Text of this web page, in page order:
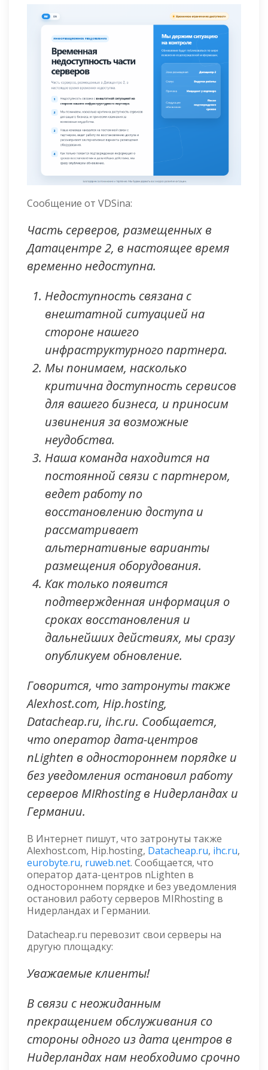
Сообщение от VDSina:
Часть серверов, размещенных в
Датацентре 2, в настоящее время
временно недоступна.
Недоступность связана с
внештатной ситуацией на
стороне нашего
инфраструктурного партнера.
Мы понимаем, насколько
критична доступность сервисов
для вашего бизнеса, и приносим
извинения за возможные
неудобства.
Наша команда находится на
постоянной связи с партнером,
ведет работу по
восстановлению доступа и
рассматривает
альтернативные варианты
размещения оборудования.
Как только появится
подтвержденная информация о
сроках восстановления и
дальнейших действиях, мы сразу
опубликуем обновление.
Говорится, что затронуты также
Alexhost.com, Hip.hosting,
Datacheap.ru, ihc.ru. Сообщается,
что оператор дата-центров
nLighten в одностороннем порядке и
без уведомления остановил работу
серверов MIRhosting в Нидерландах и
Германии.
В Интернет пишут, что затронуты также
Alexhost.com, Hip.hosting, Datacheap.ru, ihc.ru,
eurobyte.ru, ruweb.net. Сообщается, что
оператор дата-центров nLighten в
одностороннем порядке и без уведомления
остановил работу серверов MIRhosting в
Нидерландах и Германии.
Datacheap.ru перевозит свои серверы на
другую площадку:
Уважаемые клиенты!
В связи с неожиданным
прекращением обслуживания со
стороны одного из дата центров в
Нидерландах нам необходимо срочно